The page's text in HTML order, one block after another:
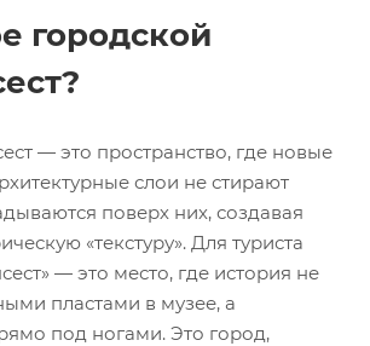
городской
— это пространство, где новые
слои не стирают
поверх них, создавая
«текстуру». Для туриста
— это место, где история не
пластами в музее, а
под ногами. Это город,